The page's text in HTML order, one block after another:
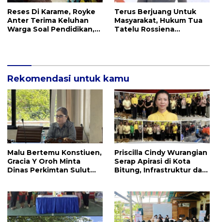
Reses Di Karame, Royke
Anter Terima Keluhan
Warga Soal Pendidikan,
Terus Berjuang Untuk
Masyarakat, Hukum Tua
Tatelu Rossiena
Walukow
Rekomendasi untuk kamu
Malu Bertemu Konstiuen,
Gracia Y Oroh Minta
Dinas Perkimtan Sulut
Jalan di Tandengan I
Priscilla Cindy Wurangian
Serap Apirasi di Kota
Bitung, Infrastruktur dan
Warga